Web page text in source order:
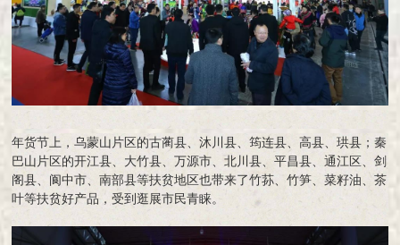
年货节上，乌蒙山片区的古蔺县、沐川县、筠连县、高县、珙县；秦
巴山片区的开江县、大竹县、万源市、北川县、平昌县、通江区、剑
阁县、阆中市、南部县等扶贫地区也带来了竹荪、竹笋、菜籽油、茶
叶等扶贫好产品，受到逛展市民青睐。